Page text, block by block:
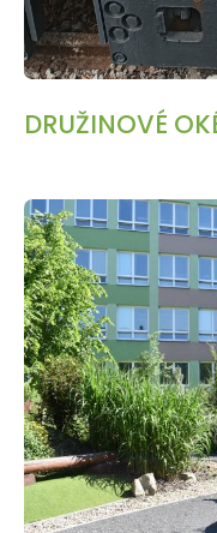
DRUŽINOVÉ